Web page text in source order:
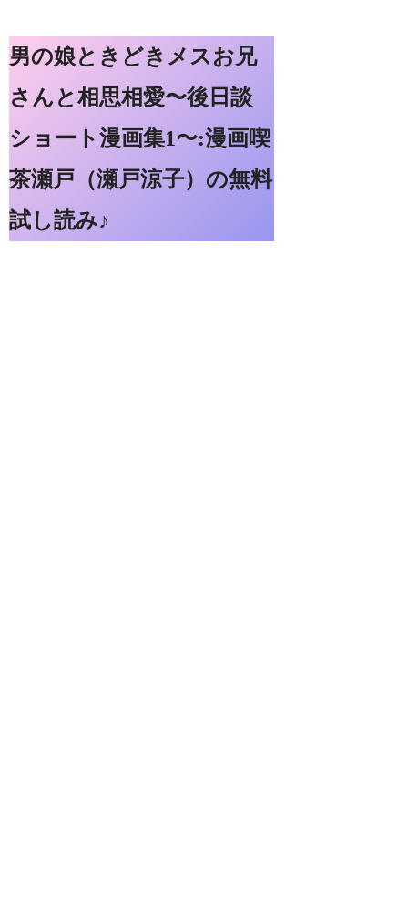
男の娘ときどきメスお兄
さんと相思相愛〜後日談
ショート漫画集1〜:漫画喫
茶瀬戸（瀬戸涼子）の無料
試し読み♪